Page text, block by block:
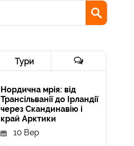
Тури
Нордична мрія: від
Трансільванії до Ірландії
через Скандинавію і
край Арктики
10 Вер